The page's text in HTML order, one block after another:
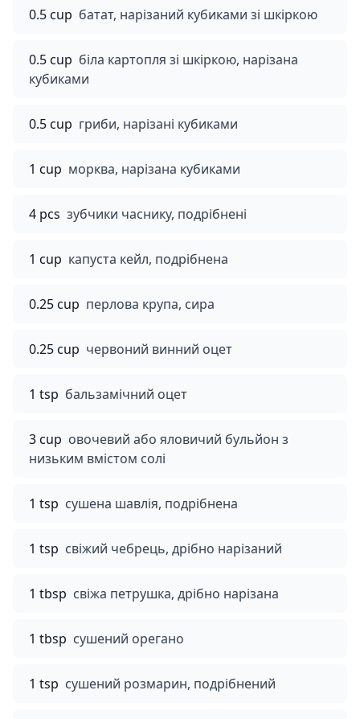
0.5 cup батат, нарізаний кубиками зі шкіркою
0.5 cup біла картопля зі шкіркою, нарізана
кубиками
0.5 cup гриби, нарізані кубиками
1 cup морква, нарізана кубиками
4 pcs зубчики часнику, подрібнені
1 cup капуста кейл, подрібнена
0.25 cup перлова крупа, сира
0.25 cup червоний винний оцет
1 tsp бальзамічний оцет
3 cup овочевий або яловичий бульйон з
низьким вмістом солі
1 tsp сушена шавлія, подрібнена
1 tsp свіжий чебрець, дрібно нарізаний
1 tbsp свіжа петрушка, дрібно нарізана
1 tbsp сушений орегано
1 tsp сушений розмарин, подрібнений